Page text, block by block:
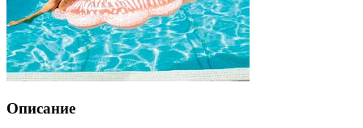
Описание